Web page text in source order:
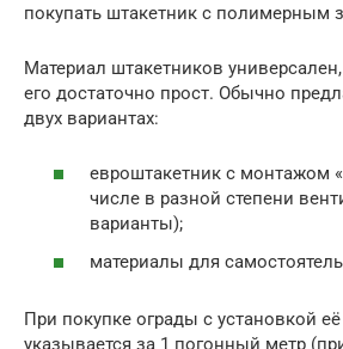
покупать штакетник с полимерным
Материал штакетников
его достаточно прост. Обычно
двух вариантах:
евроштакетник с монтажом
числе в разной степени
варианты);
материалы для
При покупке ограды с установкой
указывается за 1 погонный метр